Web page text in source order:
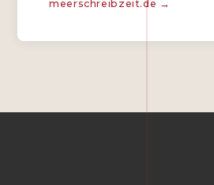
meerschreibzeit.de →